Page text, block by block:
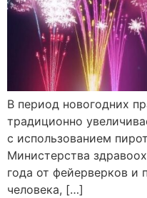
В период новогодних
традиционно
с использованием
Министерства
года от фейерверков и
человека, […]